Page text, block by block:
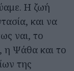
Η ζωή
και να
ναι, το
Ψάθα και το
της